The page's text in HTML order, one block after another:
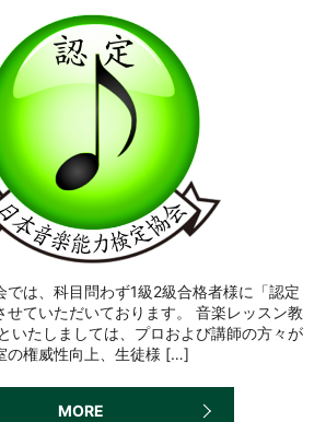
では、科目問わず1級2級合格者様に「認定
せていただいております。 音楽レッスン教
いたしましては、プロおよび講師の方々が
の権威性向上、生徒様 […]
MORE